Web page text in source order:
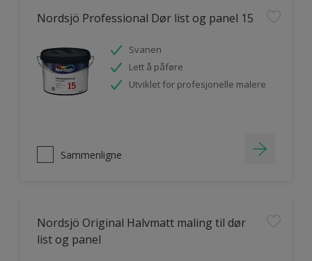
Nordsjö Professional Dør list og panel 15
Svanen
Lett å påføre
Utviklet for profesjonelle malere
Sammenligne
Nordsjö Original Halvmatt maling til dør
list og panel